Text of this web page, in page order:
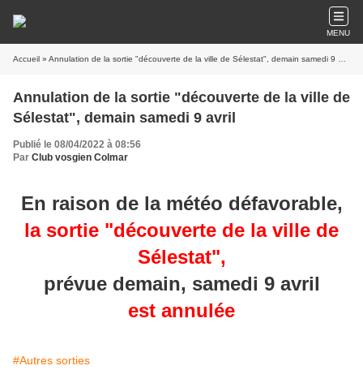
MENU
Accueil » Annulation de la sortie "découverte de la ville de Sélestat", demain samedi 9 avril
Annulation de la sortie "découverte de la ville de
Sélestat", demain samedi 9 avril
Publié le 08/04/2022 à 08:56
Par Club vosgien Colmar
En raison de la météo défavorable,
la sortie "découverte de la ville de
Sélestat",
prévue demain, samedi 9 avril
est annulée
#Autres sorties